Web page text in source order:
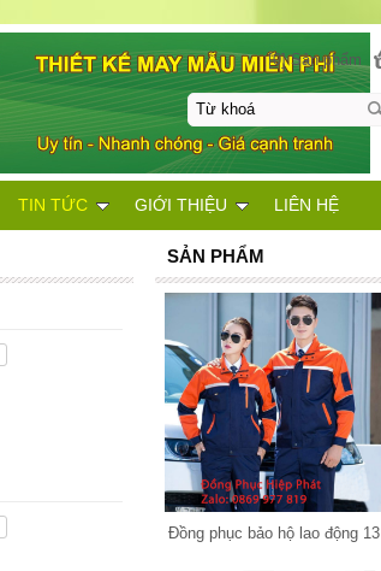
SẢN PHẨM
Đồng phục bảo hộ lao động 13
[0] Sản phẩm
TIN TỨC GIỚI THIỆU LIÊN HỆ